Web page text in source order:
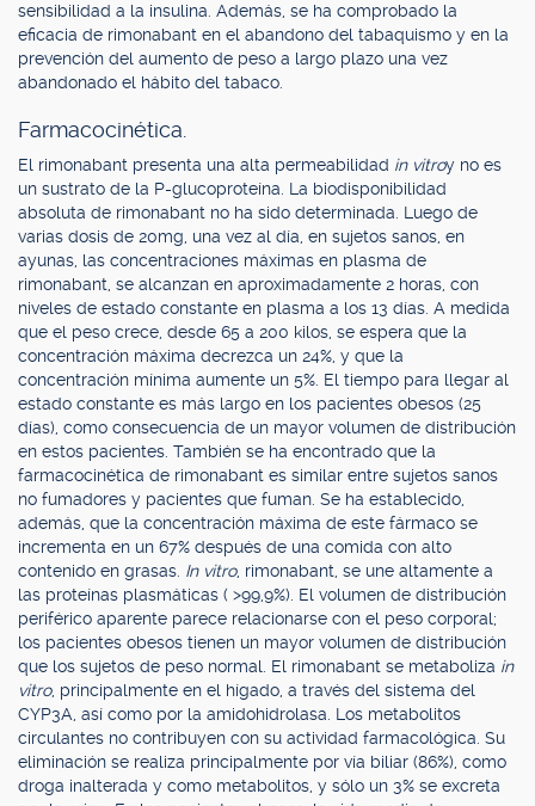
sensibilidad a la insulina. Además, se ha comprobado la
eficacia de rimonabant en el abandono del tabaquismo y en la
prevención del aumento de peso a largo plazo una vez
abandonado el hábito del tabaco.
Farmacocinética.
El rimonabant presenta una alta permeabilidad in vitroy no es
un sustrato de la P-glucoproteína. La biodisponibilidad
absoluta de rimonabant no ha sido determinada. Luego de
varias dosis de 20mg, una vez al día, en sujetos sanos, en
ayunas, las concentraciones máximas en plasma de
rimonabant, se alcanzan en aproximadamente 2 horas, con
niveles de estado constante en plasma a los 13 días. A medida
que el peso crece, desde 65 a 200 kilos, se espera que la
concentración máxima decrezca un 24%, y que la
concentración mínima aumente un 5%. El tiempo para llegar al
estado constante es más largo en los pacientes obesos (25
días), como consecuencia de un mayor volumen de distribución
en estos pacientes. También se ha encontrado que la
farmacocinética de rimonabant es similar entre sujetos sanos
no fumadores y pacientes que fuman. Se ha establecido,
además, que la concentración máxima de este fármaco se
incrementa en un 67% después de una comida con alto
contenido en grasas. In vitro, rimonabant, se une altamente a
las proteínas plasmáticas ( >99,9%). El volumen de distribución
periférico aparente parece relacionarse con el peso corporal;
los pacientes obesos tienen un mayor volumen de distribución
que los sujetos de peso normal. El rimonabant se metaboliza in
vitro, principalmente en el hígado, a través del sistema del
CYP3A, así como por la amidohidrolasa. Los metabolitos
circulantes no contribuyen con su actividad farmacológica. Su
eliminación se realiza principalmente por vía biliar (86%), como
droga inalterada y como metabolitos, y sólo un 3% se excreta